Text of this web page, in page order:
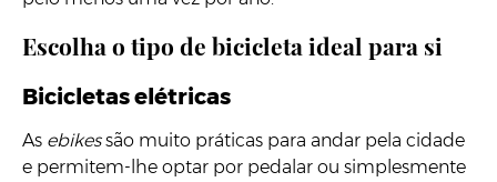
Escolha o tipo de bicicleta ideal para si
Bicicletas elétricas
As ebikessão muito práticas para andar pela cidade
e permitem-lhe optar por pedalar ou simplesmente